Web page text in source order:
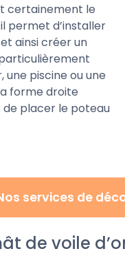
certainement le
permet d’installer
ainsi créer un
piscine ou une
forme droite
placer le poteau
services de
de voile